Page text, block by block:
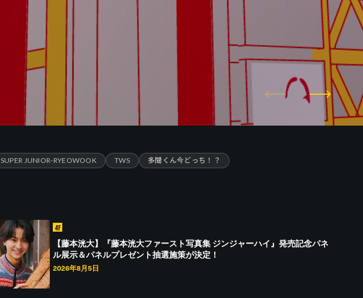
SUPER JUNIOR-RYEOWOOK TWS 多聞くん今どっち！？
4F
【藤本洸大】『藤本洸大ファースト写真集 ジンジャーハイ』発売記念パネ
ル展示＆パネルプレゼント抽選施策が決定！
2026年8月5日